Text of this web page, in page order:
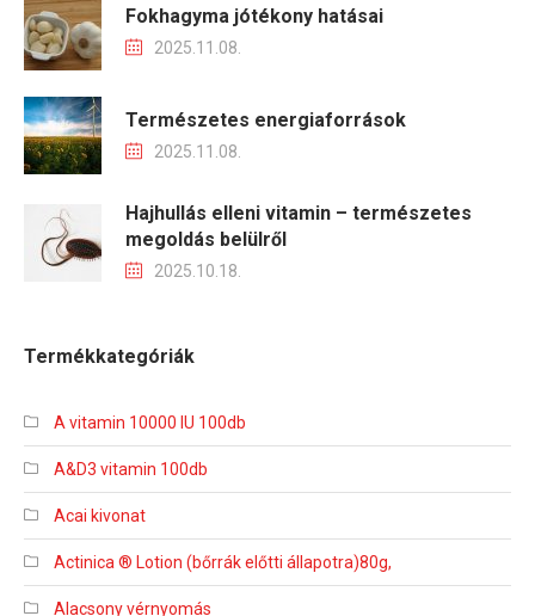
Fokhagyma jótékony hatásai
2025.11.08.
Természetes energiaforrások
2025.11.08.
Hajhullás elleni vitamin – természetes
megoldás belülről
2025.10.18.
Termékkategóriák
A vitamin 10000 IU 100db
A&D3 vitamin 100db
Acai kivonat
Actinica ® Lotion (bőrrák előtti állapotra)80g,
Alacsony vérnyomás